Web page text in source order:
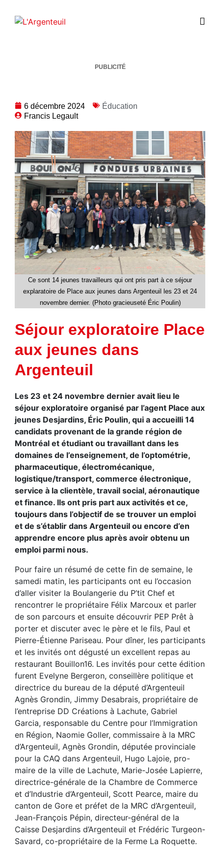
PUBLICITÉ
6 décembre 2024
Éducation
Francis Legault
Ce sont 14 jeunes travailleurs qui ont pris part à ce séjour
explaratoire de Place aux jeunes dans Argenteuil les 23 et 24
novembre dernier. (Photo gracieuseté Éric Poulin)
Séjour exploratoire Place
aux jeunes dans
Argenteuil
Les 23 et 24 novembre dernier avait lieu le
séjour exploratoire organisé par l’agent Place aux
jeunes Desjardins, Éric Poulin, qui a accueilli 14
candidats provenant de la grande région de
Montréal et étudiant ou travaillant dans les
domaines de l’enseignement, de l’optométrie,
pharmaceutique, électromécanique,
logistique/transport, commerce électronique,
service à la clientèle, travail social, aéronautique
et finance. Ils ont pris part aux activités et ce,
toujours dans l’objectif de se trouver un emploi
et de s’établir dans Argenteuil ou encore d’en
apprendre encore plus après avoir obtenu un
emploi parmi nous.
Pour faire un résumé de cette fin de semaine, le
samedi matin, les participants ont eu l’occasion
d’aller visiter la Boulangerie du P’tit Chef et
rencontrer le propriétaire Félix Marcoux et parler
de son parcours et ensuite découvrir PEP Prêt à
porter et discuter avec le père et le fils, Paul et
Pierre-Étienne Pariseau. Pour dîner, les participants
et les invités ont dégusté un excellent repas au
restaurant Bouillon16. Les invités pour cette édition
furent Evelyne Bergeron, conseillère politique et
directrice du bureau de la député d’Argenteuil
Agnès Grondin, Jimmy Desabrais, propriétaire de
l’entreprise DD Créations à Lachute, Gabriel
Garcia, responsable du Centre pour l’Immigration
en Région, Naomie Goller, commissaire à la MRC
d’Argenteuil, Agnès Grondin, députée provinciale
pour la CAQ dans Argenteuil, Hugo Lajoie, pro-
maire de la ville de Lachute, Marie-Josée Lapierre,
directrice-générale de la Chambre de Commerce
et d’Industrie d’Argenteuil, Scott Pearce, maire du
canton de Gore et préfet de la MRC d’Argenteuil,
Jean-François Pépin, directeur-général de la
Caisse Desjardins d’Argenteuil et Frédéric Turgeon-
Savard, co-propriétaire de la Ferme La Roquette.